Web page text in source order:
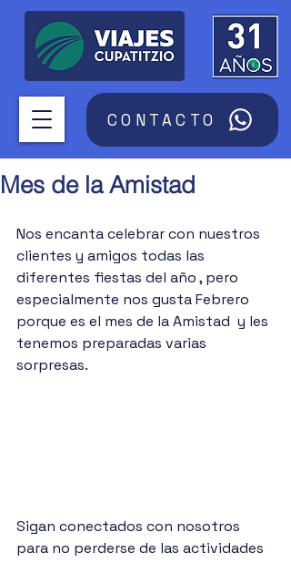
CONTACTO
Mes de la Amistad
Nos encanta celebrar con nuestros
clientes y amigos todas las
diferentes fiestas del año , pero
especialmente nos gusta Febrero
porque es el mes de la Amistad  y les
tenemos preparadas varias
sorpresas.
Sigan conectados con nosotros
para no perderse de las actividades